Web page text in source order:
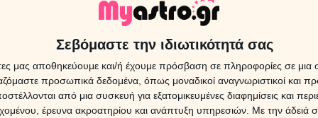
Σεβόμαστε την ιδιωτικότητά σας
μας αποθηκεύουμε και/ή έχουμε πρόσβαση σε πληροφορίες σε
προσωπικά δεδομένα, όπως μοναδικοί αναγνωριστικοί και
από μια συσκευή για εξατομικευμένες διαφημίσεις και
έρευνα ακροατηρίου και ανάπτυξη υπηρεσιών. Με την άδειά
της Αφροδίτης, Σαββάτο του Κρόνου και
έχει κυβερνήτη τη Σελήνη. Λένε πως τα άτομα που
γλυκό πρόσωπο, χάρη στην ευαισθησία και τη
έτσι καθώς ξαναγεννιέται κάθε μήνα. Είναι άνθρωποι
φαντασία και πολλά ενδιαφέροντα. Έχουν τάση να
άστοχη κουβέντα ή πράξη από κάποιον άλλο να τους…
16